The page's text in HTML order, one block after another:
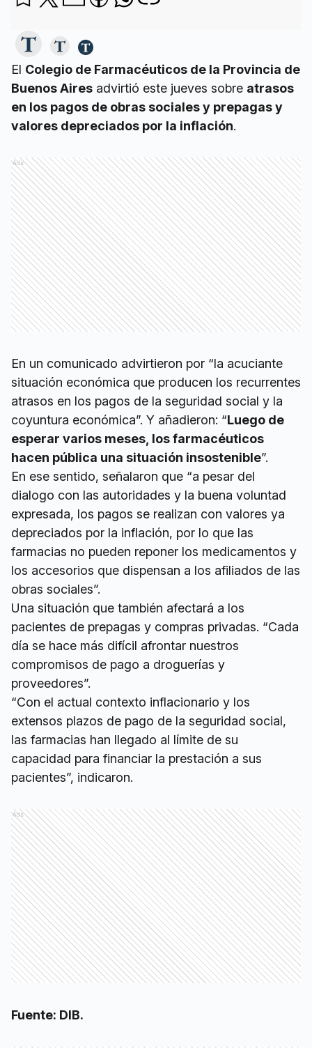
El Colegio de Farmacéuticos de la Provincia de
Buenos Aires advirtió este jueves sobre atrasos
en los pagos de obras sociales y prepagas y
valores depreciados por la inflación.
Ads
En un comunicado advirtieron por “la acuciante
situación económica que producen los recurrentes
atrasos en los pagos de la seguridad social y la
coyuntura económica”. Y añadieron: “Luego de
esperar varios meses, los farmacéuticos
hacen pública una situación insostenible”.
En ese sentido, señalaron que “a pesar del
dialogo con las autoridades y la buena voluntad
expresada, los pagos se realizan con valores ya
depreciados por la inflación, por lo que las
farmacias no pueden reponer los medicamentos y
los accesorios que dispensan a los afiliados de las
obras sociales”.
Una situación que también afectará a los
pacientes de prepagas y compras privadas. “Cada
día se hace más difícil afrontar nuestros
compromisos de pago a droguerías y
proveedores”.
“Con el actual contexto inflacionario y los
extensos plazos de pago de la seguridad social,
las farmacias han llegado al límite de su
capacidad para financiar la prestación a sus
pacientes”, indicaron.
Ads
Fuente: DIB.